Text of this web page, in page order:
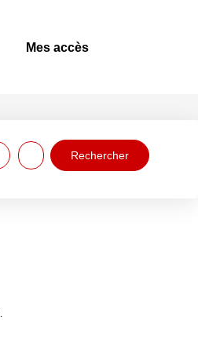
Mes accès